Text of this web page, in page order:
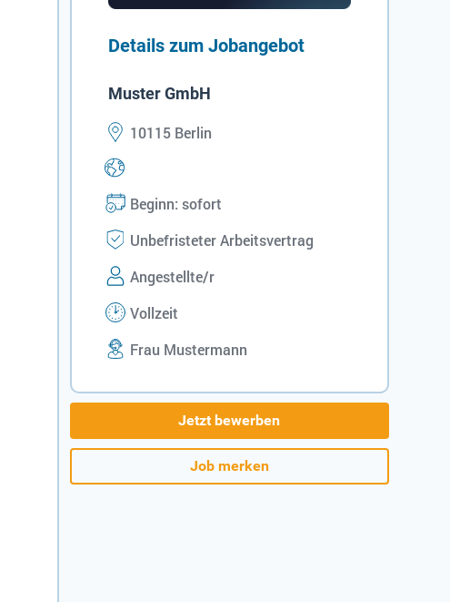
Details zum Jobangebot
Muster GmbH
10115 Berlin
Beginn: sofort
Unbefristeter Arbeitsvertrag
Angestellte/r
Vollzeit
Frau Mustermann
Jetzt bewerben
Job merken